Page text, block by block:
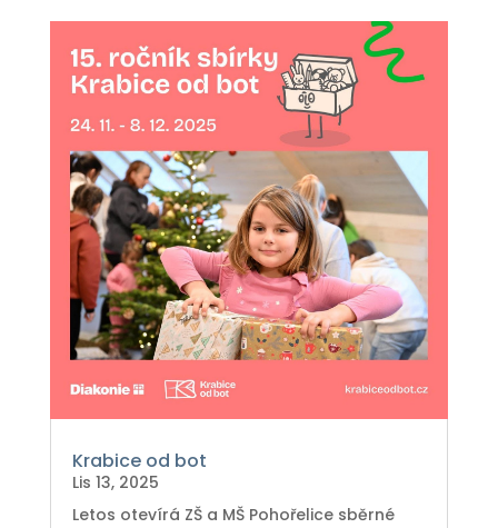
Krabice od bot
Lis 13, 2025
Letos otevírá ZŠ a MŠ Pohořelice sběrné